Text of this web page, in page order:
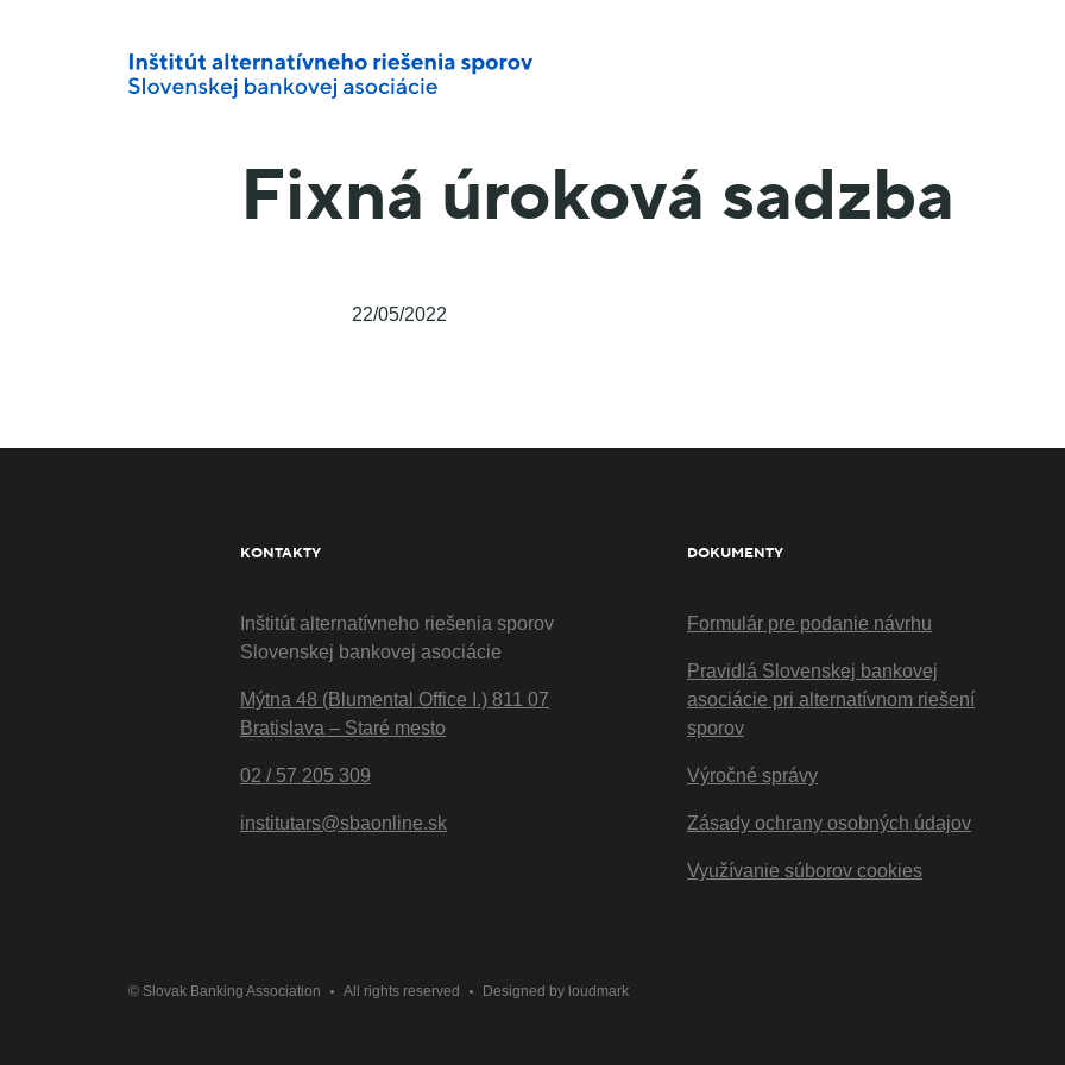
Fixná úroková sadzba
22/05/2022
KONTAKTY
Inštitút alternatívneho riešenia sporov
Slovenskej bankovej asociácie
Mýtna 48 (Blumental Office I.) 811 07
Bratislava – Staré mesto
02 / 57 205 309
institutars@sbaonline.sk
DOKUMENTY
Formulár pre podanie návrhu
Pravidlá Slovenskej bankovej
asociácie pri alternatívnom riešení
sporov
Výročné správy
Zásady ochrany osobných údajov
Využívanie súborov cookies
© Slovak Banking Association All rights reserved Designed by loudmark